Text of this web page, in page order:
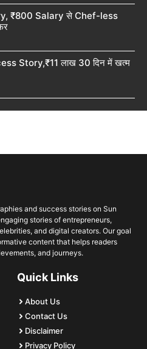
₹800 Salary से Chef-less
Story,₹11 लाख 30 दिन में खत्म
and success stories on Sun
stories of entrepreneurs,
and digital creators. Our goal
content that helps readers
and journeys.
Quick Links
About Us
Contact Us
Disclaimer
Privacy Policy